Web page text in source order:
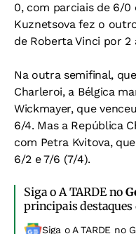
0, com parciais de 6/0
Kuznetsova fez o
de Roberta Vinci por 2
Na outra semifinal,
Charleroi, a Bélgica
Wickmayer, que
6/4. Mas a República
com Petra Kvitova,
6/2 e 7/6 (7/4).
Siga o A TARDE no
principais destaques
Siga o A TARDE no